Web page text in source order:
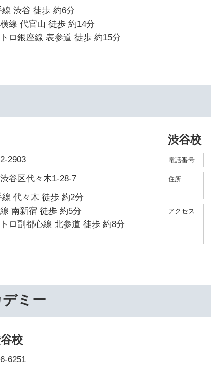
渋谷 徒歩 約6分
線 代官山 徒歩 約14分
ロ銀座線 表参道 徒歩 約15分
2903
谷区代々木1-28-7
代々木 徒歩 約2分
南新宿 徒歩 約5分
ロ副都心線 北参道 徒歩 約8分
渋谷校
ミー
校
6251